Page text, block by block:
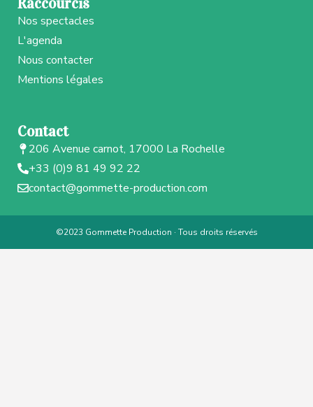
Nos spectacles
L'agenda
Nous contacter
Mentions légales
Contact
206 Avenue carnot, 17000 La Rochelle
+33 (0)9 81 49 92 22
contact@gommette-production.com
©2023 Gommette Production · Tous droits réservés